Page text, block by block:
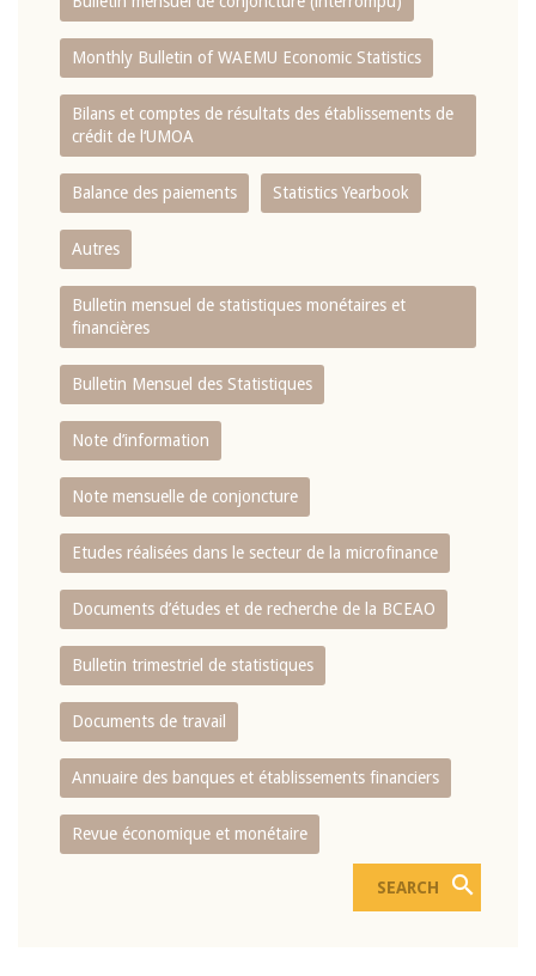
Monthly Bulletin of WAEMU Economic Statistics
Bilans et comptes de résultats des établissements de
crédit de l‘UMOA
Balance des paiements Statistics Yearbook
Autres
Bulletin mensuel de statistiques monétaires et
financières
Bulletin Mensuel des Statistiques
Note d’information
Note mensuelle de conjoncture
Etudes réalisées dans le secteur de la microfinance
Documents d’études et de recherche de la BCEAO
Bulletin trimestriel de statistiques
Documents de travail
Annuaire des banques et établissements financiers
Revue économique et monétaire